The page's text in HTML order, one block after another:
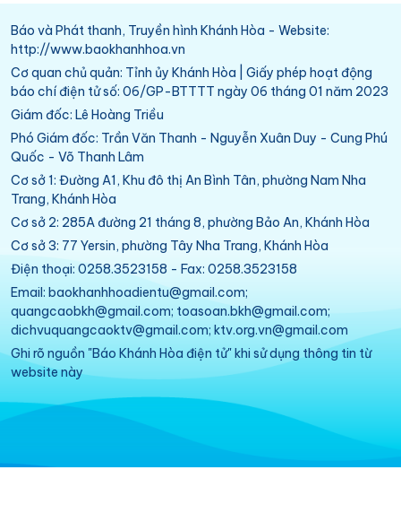
Báo và Phát thanh, Truyền hình Khánh Hòa - Website:
http://www.baokhanhhoa.vn
Cơ quan chủ quản: Tỉnh ủy Khánh Hòa | Giấy phép hoạt động
báo chí điện tử số: 06/GP-BTTTT ngày 06 tháng 01 năm 2023
Giám đốc: Lê Hoàng Triều
Phó Giám đốc: Trần Văn Thanh - Nguyễn Xuân Duy - Cung Phú
Quốc - Võ Thanh Lâm
Cơ sở 1: Đường A1, Khu đô thị An Bình Tân, phường Nam Nha
Trang, Khánh Hòa
Cơ sở 2: 285A đường 21 tháng 8, phường Bảo An, Khánh Hòa
Cơ sở 3: 77 Yersin, phường Tây Nha Trang, Khánh Hòa
Điện thoại: 0258.3523158 - Fax: 0258.3523158
Email: baokhanhhoadientu@gmail.com;
quangcaobkh@gmail.com; toasoan.bkh@gmail.com;
dichvuquangcaoktv@gmail.com; ktv.org.vn@gmail.com
Ghi rõ nguồn "Báo Khánh Hòa điện tử" khi sử dụng thông tin từ
website này